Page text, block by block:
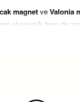
magnetveValonia
ekonomik hem de